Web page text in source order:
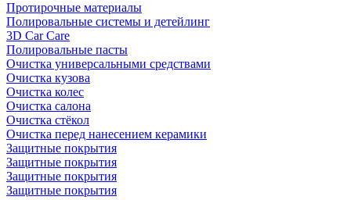
Протирочные материалы
Полировальные системы и детейлинг
3D Car Care
Полировальные пасты
Очистка универсальными средствами
Очистка кузова
Очистка колес
Очистка салона
Очистка стёкол
Очистка перед нанесением керамики
Защитные покрытия
Защитные покрытия
Защитные покрытия
Защитные покрытия